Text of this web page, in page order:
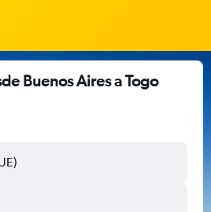
Buenos Aires a Togo